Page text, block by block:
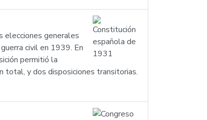
elecciones generales
civil en 1939. En
permitió la
total, y dos disposiciones transitorias.